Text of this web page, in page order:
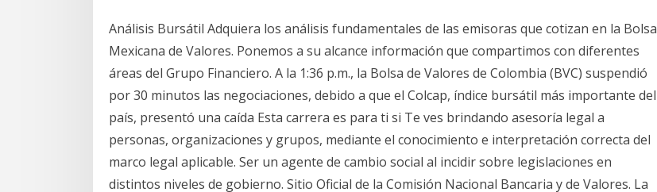
Análisis Bursátil Adquiera los análisis fundamentales de las emisoras que cotizan en la Bolsa
Mexicana de Valores. Ponemos a su alcance información que compartimos con diferentes
áreas del Grupo Financiero. A la 1:36 p.m., la Bolsa de Valores de Colombia (BVC) suspendió
por 30 minutos las negociaciones, debido a que el Colcap, índice bursátil más importante del
país, presentó una caída Esta carrera es para ti si Te ves brindando asesoría legal a
personas, organizaciones y grupos, mediante el conocimiento e interpretación correcta del
marco legal aplicable. Ser un agente de cambio social al incidir sobre legislaciones en
distintos niveles de gobierno. Sitio Oficial de la Comisión Nacional Bancaria y de Valores. La